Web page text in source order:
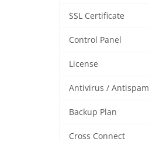
SSL Certificate
Control Panel
License
Antivirus / Antispam
Backup Plan
Cross Connect